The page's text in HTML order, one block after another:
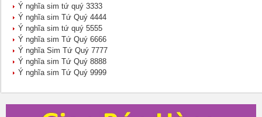
Ý nghĩa sim tứ quý 3333
Ý nghĩa sim Tứ Quý 4444
Ý nghĩa sim tứ quý 5555
Ý nghĩa sim Tứ Quý 6666
Ý nghĩa Sim Tứ Quý 7777
Ý nghĩa sim Tứ Quý 8888
Ý nghĩa sim Tứ Quý 9999